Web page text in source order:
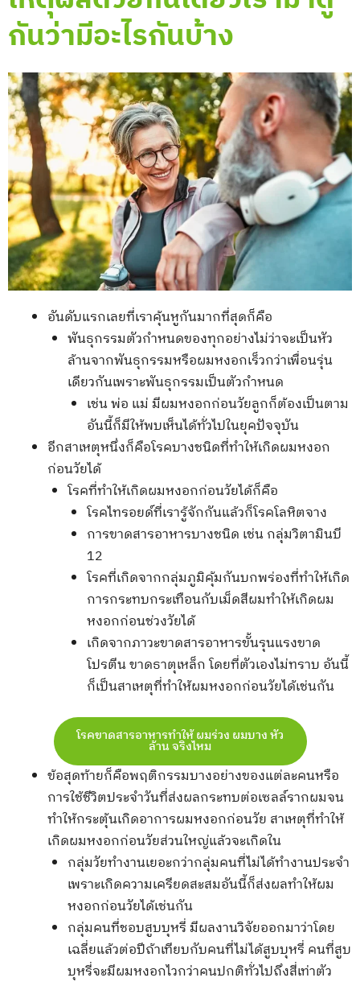
กันว่ามีอะไรกันบ้าง
อันดับแรกเลยที่เราคุ้นหูกันมากที่สุดก็คือ
พันธุกรรมตัวกำหนดของทุกอย่างไม่ว่าจะเป็นหัว
ล้านจากพันธุกรรมหรือผมหงอกเร็วกว่าเพื่อนรุ่น
เดียวกันเพราะพันธุกรรมเป็นตัวกำหนด
เช่น พ่อ แม่ มีผมหงอกก่อนวัยลูกก็ต้องเป็นตาม
อันนี้ก็มีให้พบเห็นได้ทั่วไปในยุคปัจจุบัน
อีกสาเหตุหนึ่งก็คือโรคบางชนิดที่ทำให้เกิดผมหงอก
ก่อนวัยได้
โรคที่ทำให้เกิดผมหงอกก่อนวัยได้ก็คือ
โรคไทรอยด์ที่เรารู้จักกันแล้วก็โรคโลหิตจาง
การขาดสารอาหารบางชนิด เช่น กลุ่มวิตามินบี
12
โรคที่เกิดจากกลุ่มภูมิคุ้มกันบกพร่องที่ทำให้เกิด
การกระทบกระเทือนกับเม็ดสีผมทำให้เกิดผม
หงอกก่อนช่วงวัยได้
เกิดจากภาวะขาดสารอาหารขั้นรุนแรงขาด
โปรตีน ขาดธาตุเหล็ก โดยที่ตัวเองไม่ทราบ อันนี้
ก็เป็นสาเหตุที่ทำให้ผมหงอกก่อนวัยได้เช่นกัน
โรคขาดสารอาหารทำให้ ผมร่วง ผมบาง หัว
ล้าน จริงไหม
ข้อสุดท้ายก็คือพฤติกรรมบางอย่างของแต่ละคนหรือ
การใช้ชีวิตประจำวันที่ส่งผลกระทบต่อเซลล์รากผมจน
ทำให้กระตุ้นเกิดอาการผมหงอกก่อนวัย สาเหตุที่ทำให้
เกิดผมหงอกก่อนวัยส่วนใหญ่แล้วจะเกิดใน
กลุ่มวัยทำงานเยอะกว่ากลุ่มคนที่ไม่ได้ทำงานประจำ
เพราะเกิดความเครียดสะสมอันนี้ก็ส่งผลทำให้ผม
หงอกก่อนวัยได้เช่นกัน
กลุ่มคนที่ชอบสูบบุหรี่ มีผลงานวิจัยออกมาว่าโดย
เฉลี่ยแล้วต่อปีถ้าเทียบกับคนที่ไม่ได้สูบบุหรี่ คนที่สูบ
บุหรี่จะมีผมหงอกไวกว่าคนปกติทั่วไปถึงสี่เท่าตัว